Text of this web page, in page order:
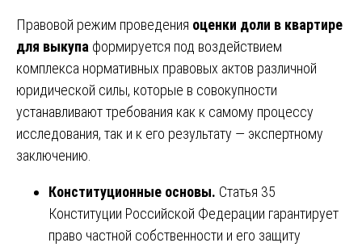
Правовой режим проведения оценки доли в квартире
для выкупа формируется под воздействием
комплекса нормативных правовых актов различной
юридической силы, которые в совокупности
устанавливают требования как к самому процессу
исследования, так и к его результату — экспертному
заключению.
Конституционные основы. Статья 35
Конституции Российской Федерации гарантирует
право частной собственности и его защиту